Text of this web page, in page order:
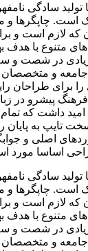
تولید سادگی
است. چاپگرها و
که لازم است و
متنوع با هدف
زیادی در شصت و
و متخصصان
برای طراحان
پیشرو در
داشت که
تایپ به
اصلی و
اساسا مورد
تولید سادگی
است. چاپگرها و
که لازم است و
متنوع با هدف
زیادی در شصت و
و متخصصان